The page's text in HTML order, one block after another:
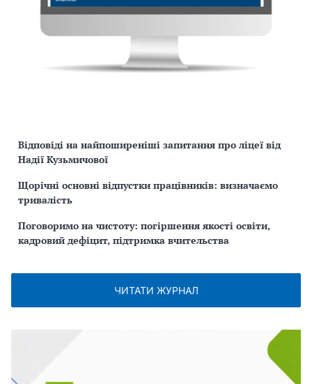
Відповіді на найпоширеніші запитання про ліцеї від
Надії Кузьмичової
Щорічні основні відпустки працівників: визначаємо
тривалість
Поговоримо на чистоту: погіршення якості освіти,
кадровий дефіцит, підтримка вчительства
ЧИТАТИ ЖУРНАЛ